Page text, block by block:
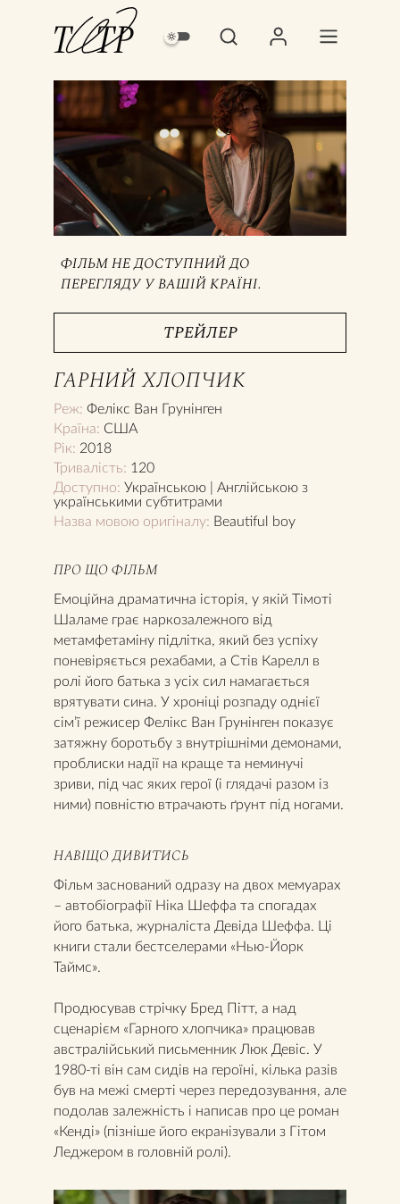
ФІЛЬМ НЕ ДОСТУПНИЙ ДО
ПЕРЕГЛЯДУ У ВАШІЙ КРАЇНІ.
ТРЕЙЛЕР
ГАРНИЙ ХЛОПЧИК
Реж: Фелікс Ван Грунінген
Країна: США
Рік: 2018
Тривалість: 120
Доступно: Українською | Англійською з
українськими субтитрами
Назва мовою оригіналу: Beautiful boy
ПРО ЩО ФІЛЬМ
Емоційна драматична історія, у якій Тімоті
Шаламе грає наркозалежного від
метамфетаміну підлітка, який без успіху
поневіряється рехабами, а Стів Карелл в
ролі його батька з усіх сил намагається
врятувати сина. У хроніці розпаду однієї
сім’ї режисер Фелікс Ван Грунінген показує
затяжну боротьбу з внутрішніми демонами,
проблиски надії на краще та неминучі
зриви, під час яких герої (і глядачі разом із
ними) повністю втрачають ґрунт під ногами.
НАВІЩО ДИВИТИСЬ
Фільм заснований одразу на двох мемуарах
– автобіографії Ніка Шеффа та спогадах
його батька, журналіста Девіда Шеффа. Ці
книги стали бестселерами «Нью-Йорк
Таймс».
Продюсував стрічку Бред Пітт, а над
сценарієм «Гарного хлопчика» працював
австралійський письменник Люк Девіс. У
1980-ті він сам сидів на героїні, кілька разів
був на межі смерті через передозування, але
подолав залежність і написав про це роман
«Кенді» (пізніше його екранізували з Гітом
Леджером в головній ролі).